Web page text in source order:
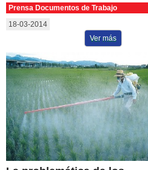
Prensa Documentos de Trabajo
18-03-2014
Ver más